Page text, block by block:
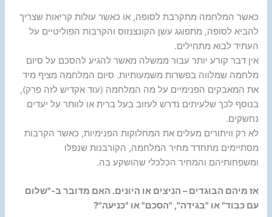
כאשר המלחמה מתקרבת לסופה, או כאשר עולות קריאות שצריך
להביא לסופה, מתפוגג עשן הקונצנזוס והקרבות הפוליטיים על
העתיד לבוא מתחילים.
אין דבר קורע יותר עבור ממשלה מאשר להגיע להסכם על סיום
מלחמה שמלווה בפשרות משמעותיות. סיום המלחמה מציף מיד
את המאבקים הפנימיים על מה המלחמה (עוד אקדיש לזה פרק),
בנוסף לכך שלעיתים נדרש לעזוב בעל ברית או לוותר על יעדים
נחשקים.
לא רק וויתורים מעלים את המחלוקות הפנימיות, כאשר הקרבות
מסתיימים מתחדד מחיר המלחמה, הקורבנות שנפלו
ומשפחותיהם והמחיר הכלכלי שהושקע בה.
אז מיהם הבוגדים – הניצים או היונים. האם מדובר ב-"שלום
עם כבוד" או "בגידה", "הסכם" או "כניעה"?